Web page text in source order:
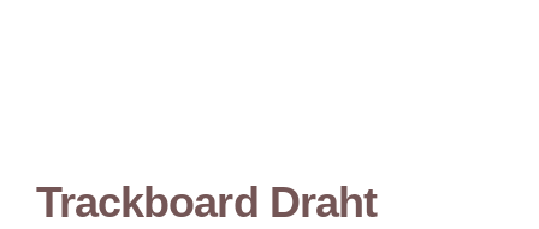
Trackboard Draht